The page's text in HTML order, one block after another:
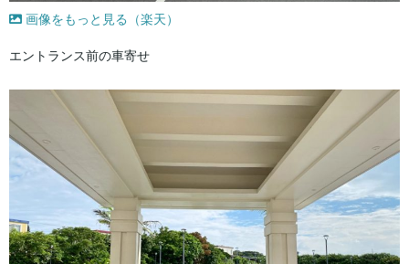
画像をもっと見る（楽天）
エントランス前の車寄せ